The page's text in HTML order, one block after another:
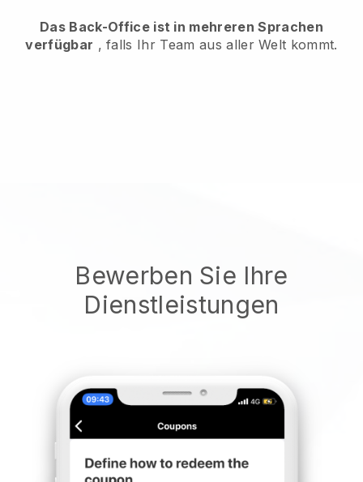
Das Back-Office ist in mehreren Sprachen
verfügbar , falls Ihr Team aus aller Welt kommt.
Bewerben Sie Ihre
Dienstleistungen